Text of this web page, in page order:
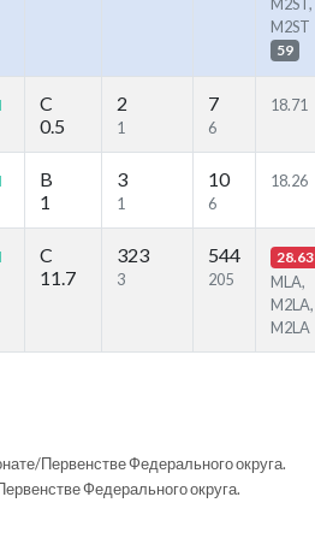
M2ST
59
C
0.5
2
1
7
6
18.71
B
1
3
1
10
6
18.26
C
11.7
323
3
544
205
28.63
MLA,
M2LA,
M2LA
Первенстве Федерального округа.
Федерального округа.